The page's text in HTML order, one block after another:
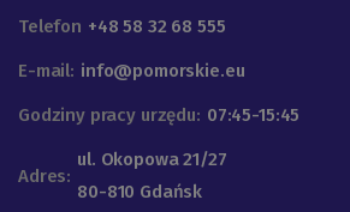
Telefon +48 58 32 68 555
E-mail: info@pomorskie.eu
Godziny pracy urzędu: 07:45-15:45
Adres:
ul. Okopowa 21/27
80-810 Gdańsk